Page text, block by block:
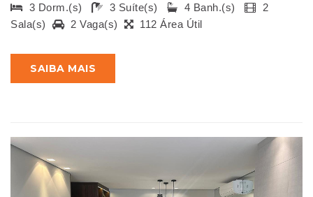
3 Dorm.(s) 3 Suíte(s) 4 Banh.(s)
2
Sala(s)
2 Vaga(s) 112 Área Útil
SAIBA MAIS